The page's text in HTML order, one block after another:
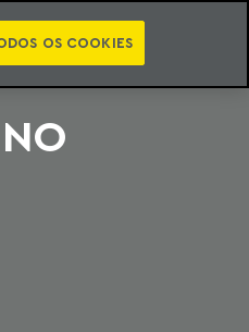
PT EN CATEGORIAS
OS COOKIES